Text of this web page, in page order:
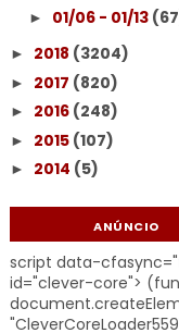
► 01/06 - 01/13
► 2018 (3204)
► 2017 (820)
► 2016 (248)
► 2015 (107)
► 2014 (5)
ANÚNCIO
script data-
id="clever-core">